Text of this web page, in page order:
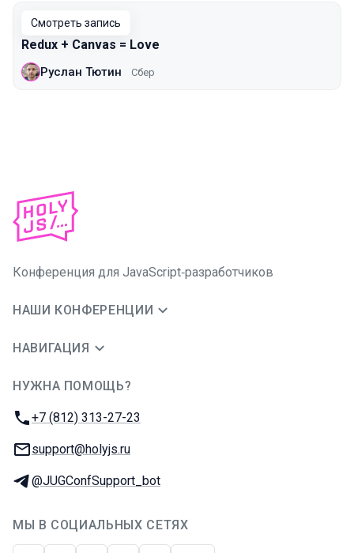
Смотреть запись
Redux + Canvas = Love
Руслан Тютин Сбер
Конференция для JavaScript‑разработчиков
НАШИ КОНФЕРЕНЦИИ
НАВИГАЦИЯ
НУЖНА ПОМОЩЬ?
Телефон:
+7 (812) 313-27-23
E-mail:
support@holyjs.ru
Телеграм:
@JUGConfSupport_bot
МЫ В СОЦИАЛЬНЫХ СЕТЯХ